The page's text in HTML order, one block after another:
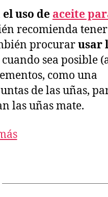
el uso de aceite
recomienda tener
procurarusar
sea posible
como una
de las uñas,
las uñas mate.